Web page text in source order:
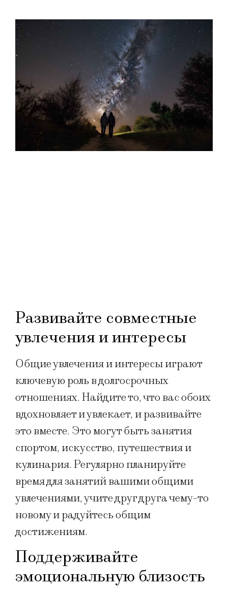
Развивайте совместные
увлечения и интересы
Общие увлечения и интересы играют
ключевую роль в долгосрочных
отношениях. Найдите то, что вас обоих
вдохновляет и увлекает, и развивайте
это вместе. Это могут быть занятия
спортом, искусство, путешествия и
кулинария. Регулярно планируйте
время для занятий вашими общими
увлечениями, учите друг друга чему-то
новому и радуйтесь общим
достижениям.
Поддерживайте
эмоциональную близость